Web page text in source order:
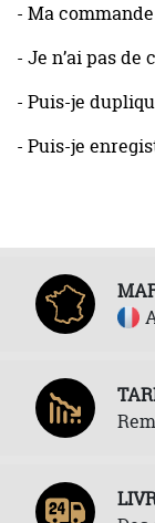
- Ma
- Je n’ai pas
- Puis-je
- Puis-je